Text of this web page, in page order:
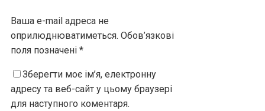
Ваша e-mail адреса не
оприлюднюватиметься. Обов’язкові
поля позначені *
Зберегти моє ім’я, електронну
адресу та веб-сайт у цьому браузері
для наступного коментаря.